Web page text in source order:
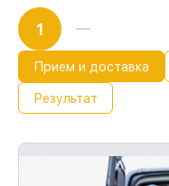
1
Прием и доставка
Результат